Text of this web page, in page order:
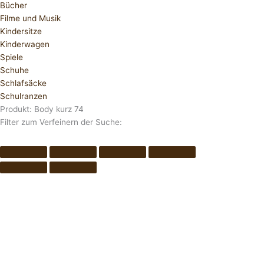
Bücher
Filme und Musik
Kindersitze
Kinderwagen
Spiele
Schuhe
Schlafsäcke
Schulranzen
Produkt: Body kurz 74
Filter zum Verfeinern der Suche: